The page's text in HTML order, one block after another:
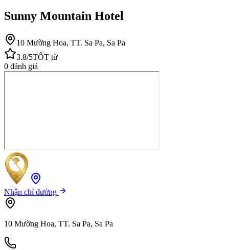
Sunny Mountain Hotel
10 Mường Hoa, TT. Sa Pa, Sa Pa
3.8/5TỐT từ
0 đánh giá
Nhận chỉ đường
10 Mường Hoa, TT. Sa Pa, Sa Pa